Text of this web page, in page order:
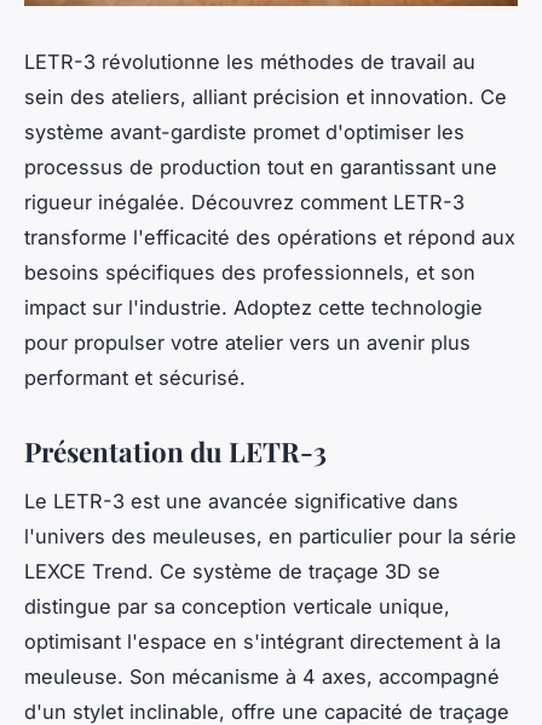
LETR-3 révolutionne les méthodes de travail au
sein des ateliers, alliant précision et innovation. Ce
système avant-gardiste promet d'optimiser les
processus de production tout en garantissant une
rigueur inégalée. Découvrez comment LETR-3
transforme l'efficacité des opérations et répond aux
besoins spécifiques des professionnels, et son
impact sur l'industrie. Adoptez cette technologie
pour propulser votre atelier vers un avenir plus
performant et sécurisé.
Présentation du LETR-3
Le LETR-3 est une avancée significative dans
l'univers des meuleuses, en particulier pour la série
LEXCE Trend. Ce système de traçage 3D se
distingue par sa conception verticale unique,
optimisant l'espace en s'intégrant directement à la
meuleuse. Son mécanisme à 4 axes, accompagné
d'un stylet inclinable, offre une capacité de traçage